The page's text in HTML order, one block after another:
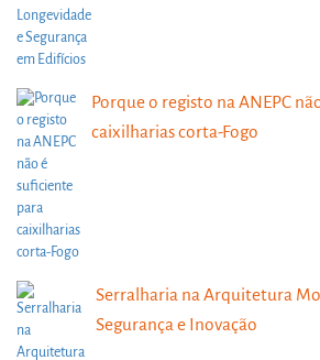
Porque o registo na ANEPC
caixilharias corta-Fogo
Serralharia na Arquitetura
Segurança e Inovação